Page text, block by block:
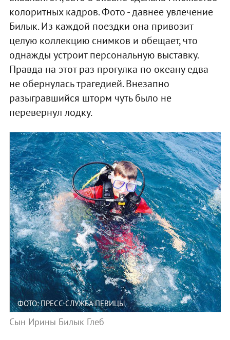
колоритных кадров. Фото - давнее увлечение
Билык. Из каждой поездки она привозит
целую коллекцию снимков и обещает, что
однажды устроит персональную выставку.
Правда на этот раз прогулка по океану едва
не обернулась трагедией. Внезапно
разыгравшийся шторм чуть было не
перевернул лодку.
ФОТО: ПРЕСС-СЛУЖБА ПЕВИЦЫ
Сын Ирины Билык Глеб